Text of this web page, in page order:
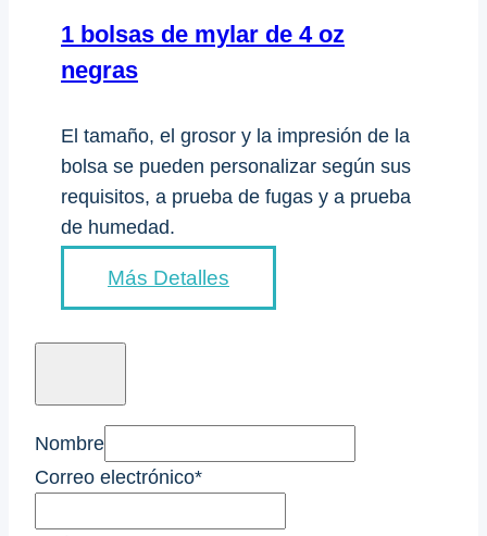
1 bolsas de mylar de 4 oz
negras
El tamaño, el grosor y la impresión de la
bolsa se pueden personalizar según sus
requisitos, a prueba de fugas y a prueba
de humedad.
Más Detalles
Nombre
Correo electrónico*